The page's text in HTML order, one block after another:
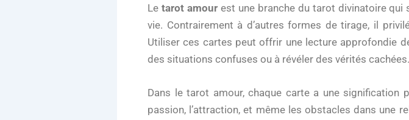
Le tarot amourest une branche du tarot divinatoire qui
vie. Contrairement à d’autres formes de tirage, il
Utiliser ces cartes peut offrir une lecture approfondie
des situations confuses ou à révéler des vérités cachées.
Dans le tarot amour, chaque carte a une signification
passion, l’attraction, et même les obstacles dans une